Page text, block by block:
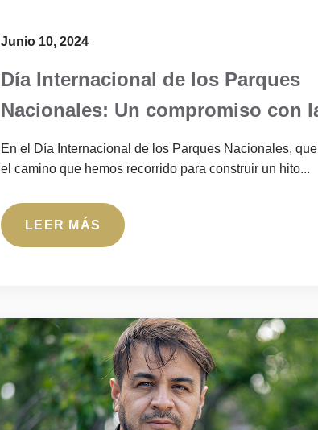
Junio 10, 2024
Día Internacional de los Parques
Nacionales: Un compromiso con
próximas generaciones
En el Día Internacional de los Parques Nacionales,
el camino que hemos recorrido para construir un hito...
LEER MÁS